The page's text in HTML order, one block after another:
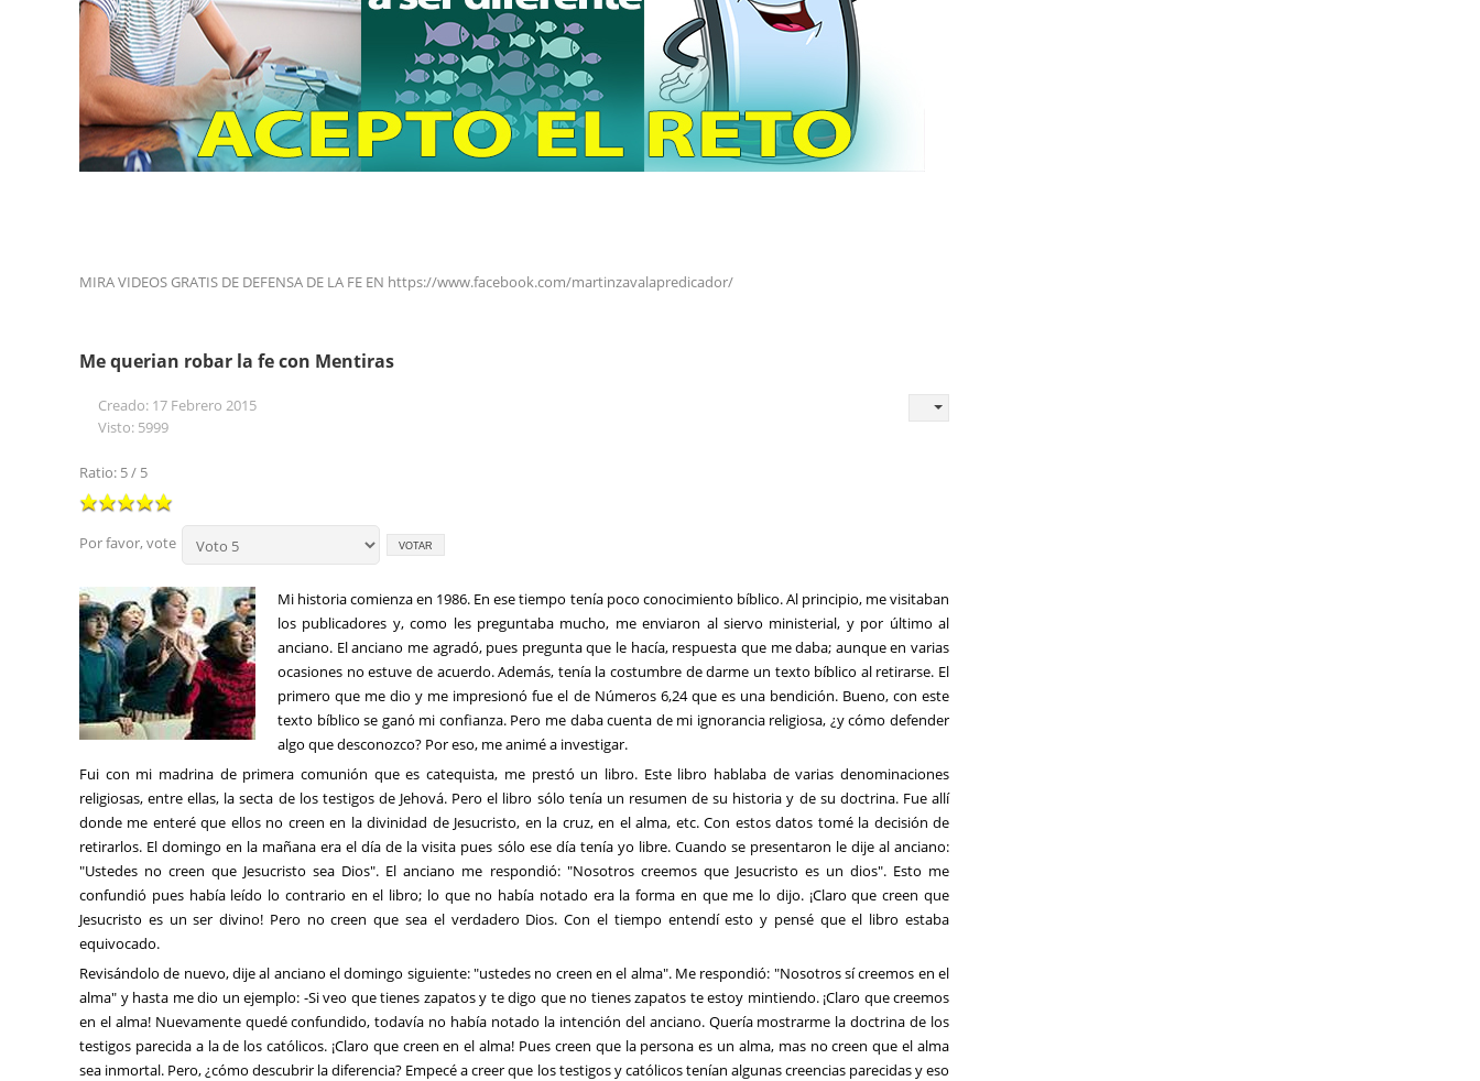
MIRA VIDEOS GRATIS DE DEFENSA DE LA FE EN https://www.facebook.com/martinzavalapredicador/
Me querian robar la fe con Mentiras
Creado: 17 Febrero 2015
Visto: 5999
Ratio: 5 / 5
Por favor, vote
Mi historia comienza en 1986. En ese tiempo tenía poco conocimiento bíblico. Al principio, me visitaban
los publicadores y, como les preguntaba mucho, me enviaron al siervo ministerial, y por último al
anciano. El anciano me agradó, pues pregunta que le hacía, respuesta que me daba; aunque en varias
ocasiones no estuve de acuerdo. Además, tenía la costumbre de darme un texto bíblico al retirarse. El
primero que me dio y me impresionó fue el de Números 6,24 que es una bendición. Bueno, con este
texto bíblico se ganó mi confianza. Pero me daba cuenta de mi ignorancia religiosa, ¿y cómo defender
algo que desconozco? Por eso, me animé a investigar.
Fui con mi madrina de primera comunión que es catequista, me prestó un libro. Este libro hablaba de varias denominaciones
religiosas, entre ellas, la secta de los testigos de Jehová. Pero el libro sólo tenía un resumen de su historia y de su doctrina. Fue allí
donde me enteré que ellos no creen en la divinidad de Jesucristo, en la cruz, en el alma, etc. Con estos datos tomé la decisión de
retirarlos. El domingo en la mañana era el día de la visita pues sólo ese día tenía yo libre. Cuando se presentaron le dije al anciano:
"Ustedes no creen que Jesucristo sea Dios". El anciano me respondió: "Nosotros creemos que Jesucristo es un dios". Esto me
confundió pues había leído lo contrario en el libro; lo que no había notado era la forma en que me lo dijo. ¡Claro que creen que
Jesucristo es un ser divino! Pero no creen que sea el verdadero Dios. Con el tiempo entendí esto y pensé que el libro estaba
equivocado.
Revisándolo de nuevo, dije al anciano el domingo siguiente: "ustedes no creen en el alma". Me respondió: "Nosotros sí creemos en el
alma" y hasta me dio un ejemplo: -Si veo que tienes zapatos y te digo que no tienes zapatos te estoy mintiendo. ¡Claro que creemos
en el alma! Nuevamente quedé confundido, todavía no había notado la intención del anciano. Quería mostrarme la doctrina de los
testigos parecida a la de los católicos. ¡Claro que creen en el alma! Pues creen que la persona es un alma, mas no creen que el alma
sea inmortal. Pero, ¿cómo descubrir la diferencia? Empecé a creer que los testigos y católicos tenían algunas creencias parecidas y eso